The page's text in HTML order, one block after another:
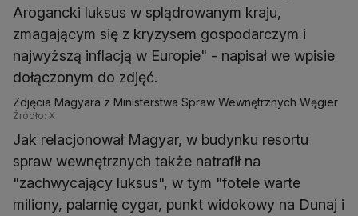
Arogancki luksus w splądrowanym kraju,
zmagającym się z kryzysem gospodarczym i
najwyższą inflacją w Europie" - napisał we wpisie
dołączonym do zdjęć.
Zdjęcia Magyara z Ministerstwa Spraw Wewnętrznych Węgier
Źródło: X
Jak relacjonował Magyar, w budynku resortu
spraw wewnętrznych także natrafił na
"zachwycający luksus", w tym "fotele warte
miliony, palarnię cygar, punkt widokowy na Dunaj i